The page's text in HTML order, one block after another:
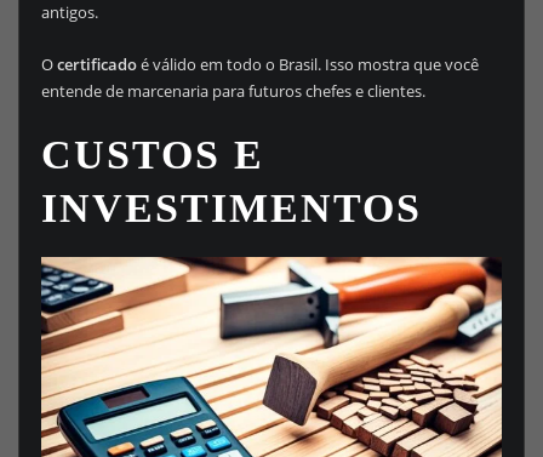
antigos.
Ocertificadoé válido em todo o Brasil. Isso mostra que você
entende de marcenaria para futuros chefes e clientes.
CUSTOS E
INVESTIMENTOS